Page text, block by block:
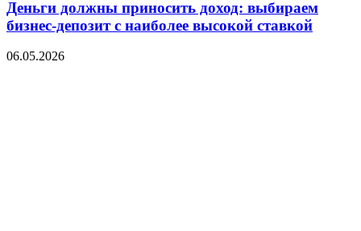
Деньги должны приносить доход: выбираем
бизнес-депозит с наиболее высокой ставкой
06.05.2026